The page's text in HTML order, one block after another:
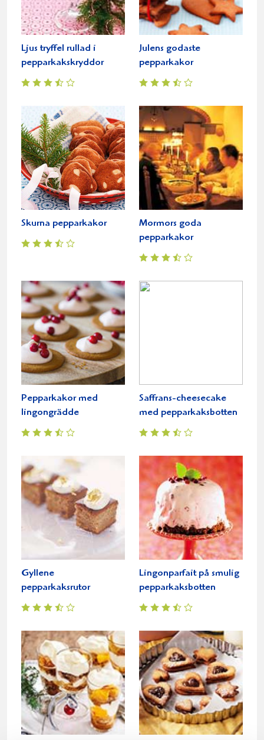
Ljus tryffel rullad i
pepparkakskryddor
Julens godaste
pepparkakor
Skurna pepparkakor
Mormors goda
pepparkakor
Pepparkakor med
lingongrädde
Saffrans-cheesecake
med pepparkaksbotten
Gyllene
pepparkaksrutor
Lingonparfait på smulig
pepparkaksbotten